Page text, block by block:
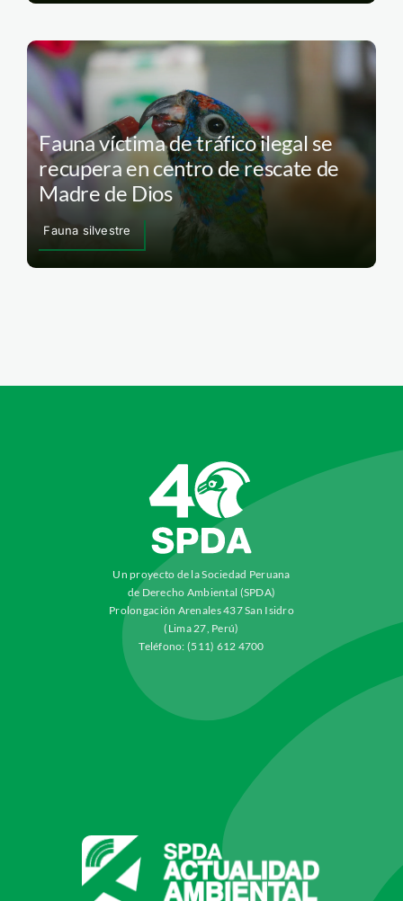
Fauna víctima de tráfico ilegal se
recupera en centro de rescate de
Madre de Dios
Fauna silvestre
Un proyecto de la Sociedad Peruana
de Derecho Ambiental (SPDA)
Prolongación Arenales 437 San Isidro
(Lima 27, Perú)
Teléfono: (511) 612 4700